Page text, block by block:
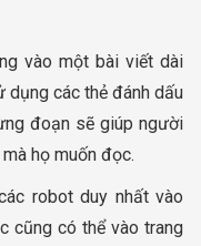
vào một bài viết dài
dụng các thẻ đánh dấu
đoạn sẽ giúp người
họ muốn đọc.
robot duy nhất vào
cũng có thể vào trang